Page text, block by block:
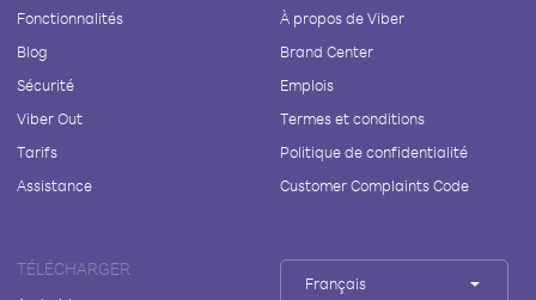
Fonctionnalités
Blog
Sécurité
Viber Out
Tarifs
Assistance
À propos de Viber
Brand Center
Emplois
Termes et conditions
Politique de confidentialité
Customer Complaints Code
TÉLÉCHARGER
Français